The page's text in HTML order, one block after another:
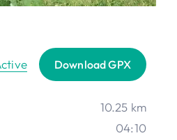
Download GPX
10.25 km
04:10